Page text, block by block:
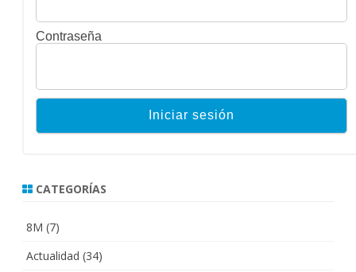
Contraseña
CATEGORÍAS
8M (7)
Actualidad (34)